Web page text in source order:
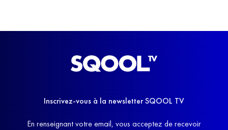
Inscrivez-vous à la newsletter SQOOL TV
En renseignant votre email, vous acceptez de recevoir